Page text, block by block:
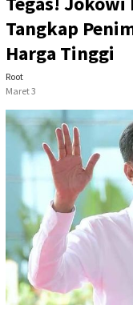
Tangkap
Harga Tinggi
Root
Maret 3